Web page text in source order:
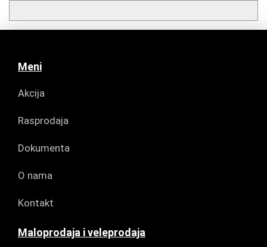
Meni
Akcija
Rasprodaja
Dokumenta
O nama
Kontakt
Maloprodaja i veleprodaja